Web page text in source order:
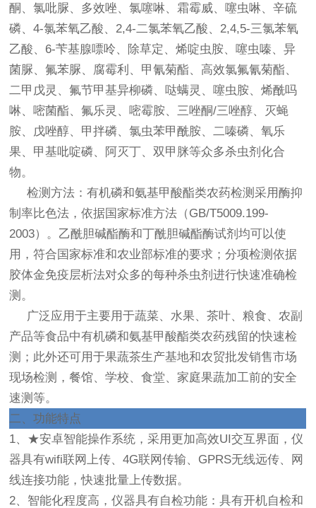
酮、氯吡脲、多效唑、氯噻啉、霜霉威、噻虫啉、辛硫
磷、4-氯苯氧乙酸、2,4-二氯苯氧乙酸、2,4,5-三氯苯氧
乙酸、6-苄基腺嘌呤、除草定、烯啶虫胺、噻虫嗪、异
菌脲、氟苯脲、腐霉利、甲氰菊酯、高效氯氟氰菊酯、
二甲戊灵、氟节甲基异柳磷、哒螨灵、噻虫胺、烯酰吗
啉、嘧菌酯、氟乐灵、嘧霉胺、三唑酮/三唑醇、灭蝇
胺、戊唑醇、甲拌磷、氯虫苯甲酰胺、二嗪磷、氧乐
果、甲基吡啶磷、阿灭丁、双甲脒等众多杀虫剂化合
物。
检测方法：有机磷和氨基甲酸酯类农药检测采用酶抑
制率比色法，依据国家标准方法（GB/T5009.199-
2003）。乙酰胆碱酯酶和丁酰胆碱酯酶试剂均可以使
用，符合国家标准和农业部标准的要求；分项检测依据
胶体金免疫层析法对众多的每种杀虫剂进行快速准确检
测。
广泛应用于主要用于蔬菜、水果、茶叶、粮食、农副
产品等食品中有机磷和氨基甲酸酯类农药残留的快速检
测；此外还可用于果蔬茶生产基地和农贸批发销售市场
现场检测，餐馆、学校、食堂、家庭果蔬加工前的安全
速测等。
二、功能特点
1、★安卓智能操作系统，采用更加高效UI交互界面，仪
器具有wifi联网上传、4G联网传输、GPRS无线远传、网
线连接功能，快速批量上传数据。
2、智能化程度高，仪器具有自检功能：具有开机自检和